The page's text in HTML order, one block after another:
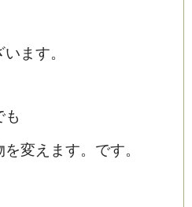
ます。
も
変えます。です。